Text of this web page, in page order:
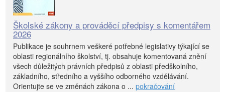
Školské zákony a prováděcí předpisy s komentářem
2026
Publikace je souhrnem veškeré potřebné legislativy týkající se
oblasti regionálního školství, tj. obsahuje komentovaná znění
všech důležitých právních předpisů z oblasti předškolního,
základního, středního a vyššího odborného vzdělávání.
Orientujte se ve změnách zákona o ... pokračování